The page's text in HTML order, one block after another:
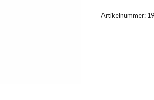
Artikelnummer: